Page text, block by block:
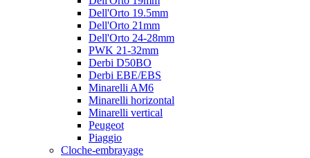
Dell'Orto 19.5mm
Dell'Orto 21mm
Dell'Orto 24-28mm
PWK 21-32mm
Derbi D50BO
Derbi EBE/EBS
Minarelli AM6
Minarelli horizontal
Minarelli vertical
Peugeot
Piaggio
Cloche-embrayage